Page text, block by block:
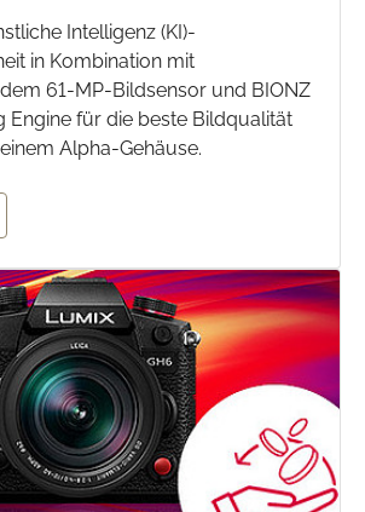
Intelligenz (KI)-
in Kombination mit
61-MP-Bildsensor und BIONZ
Engine für die beste Bildqualität
Alpha-Gehäuse.